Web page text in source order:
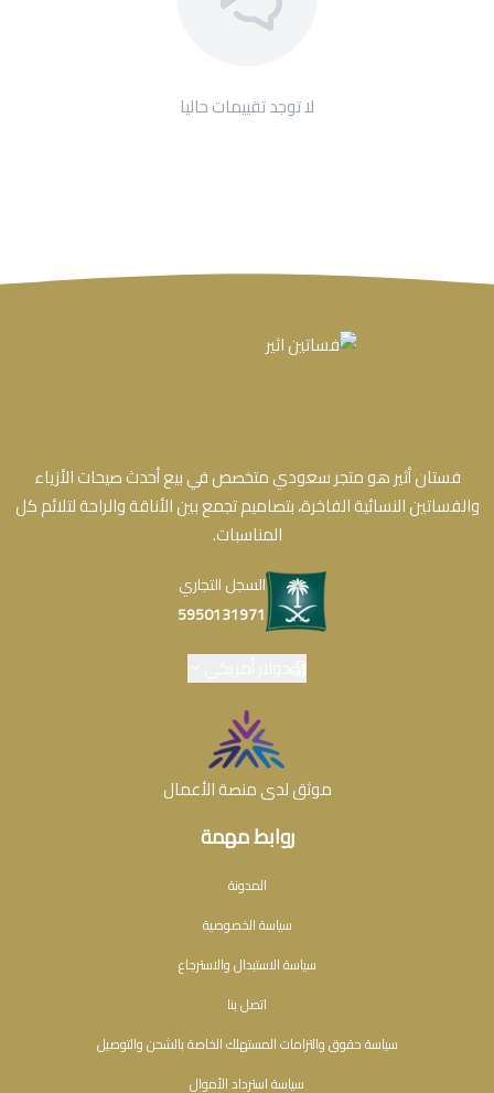
لا توجد تقييمات حاليا
روابط مهمة
المدونة
سياسة الخصوصية
سياسة الاستبدال والاسترجاع
اتصل بنا
سياسة حقوق والتزامات المستهلك الخاصة بالشحن والتوصيل
سياسة استرداد الأموال
فستان أثير هو متجر سعودي متخصص في بيع أحدث صيحات الأزياء
والفساتين النسائية الفاخرة، بتصاميم تجمع بين الأناقة والراحة لتلائم كل
المناسبات.
السجل التجاري
5950131971
موثق لدى منصة الأعمال